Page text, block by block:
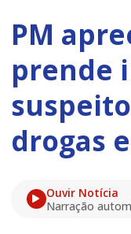
PM
prende
drogas
Ouvir Notícia
Narração